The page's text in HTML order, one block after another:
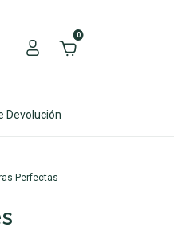
0
Devolución
Perfectas